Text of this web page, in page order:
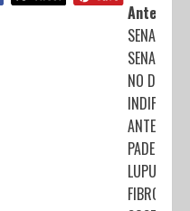
Anterior:
NO DEBEN
ANTE
PADECEN
LUPUS O